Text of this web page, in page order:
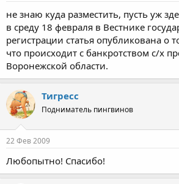
не знаю куда разместить, пусть уж
в среду 18 февраля в Вестнике
регистрации статья опубликована о
что происходит с банкротством с/х
Воронежской области.
Тигресс
Подниматель пингвинов
22 Фев 2009
Любопытно! Спасибо!